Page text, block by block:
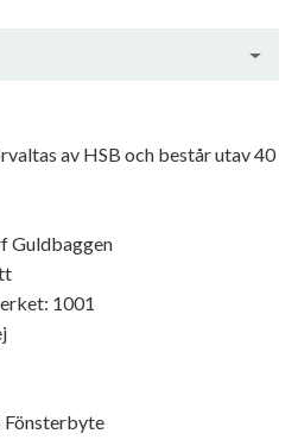
av HSB och består utav 40
Guldbaggen
1001
Fönsterbyte